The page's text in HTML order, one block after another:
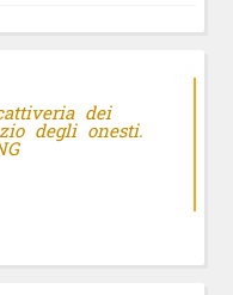
dei
degli onesti.